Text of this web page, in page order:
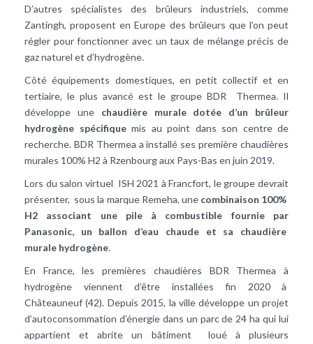
D’autres spécialistes des brûleurs industriels, comme
Zantingh, proposent en Europe des brûleurs que l’on peut
régler pour fonctionner avec un taux de mélange précis de
gaz naturel et d’hydrogène.
Côté équipements domestiques, en petit collectif et en
tertiaire, le plus avancé est le groupe BDR Thermea. Il
développe une chaudière murale dotée d’un brûleur
hydrogène spécifiquemis au point dans son centre de
recherche. BDR Thermea a installé ses première chaudières
murales 100% H2 à Rzenbourg aux Pays-Bas en juin 2019.
Lors du salon virtuel ISH 2021 à Francfort, le groupe devrait
présenter, sous la marque Remeha, une combinaison 100%
H2 associant une pile à combustible fournie par
Panasonic, un ballon d’eau chaude et sa chaudière
murale hydrogène.
En France, les premières chaudières BDR Thermea à
hydrogène viennent d’être installées fin 2020 à
Châteauneuf (42). Depuis 2015, la ville développe un projet
d’autoconsommation d’énergie dans un parc de 24 ha qui lui
appartient et abrite un bâtiment loué à plusieurs